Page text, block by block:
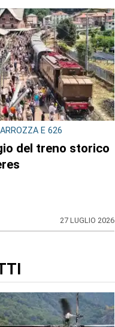
E 626
del treno storico
27 LUGLIO 2026